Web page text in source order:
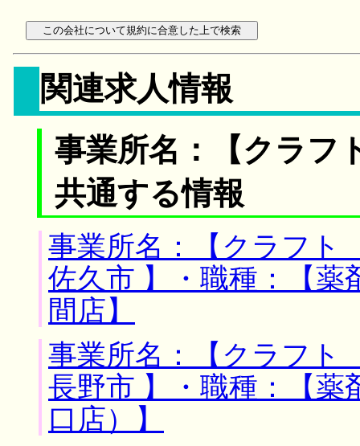
関連求人情報
事業所名：【クラ
共通する情報
事業所名：【クラフ
佐久市 】・職種：【
間店】
事業所名：【クラフ
長野市 】・職種：【
口店）】